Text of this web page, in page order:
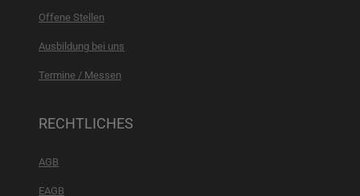
Offene Stellen
Ausbildung bei uns
Termine / Messen
RECHTLICHES
AGB
EAGB